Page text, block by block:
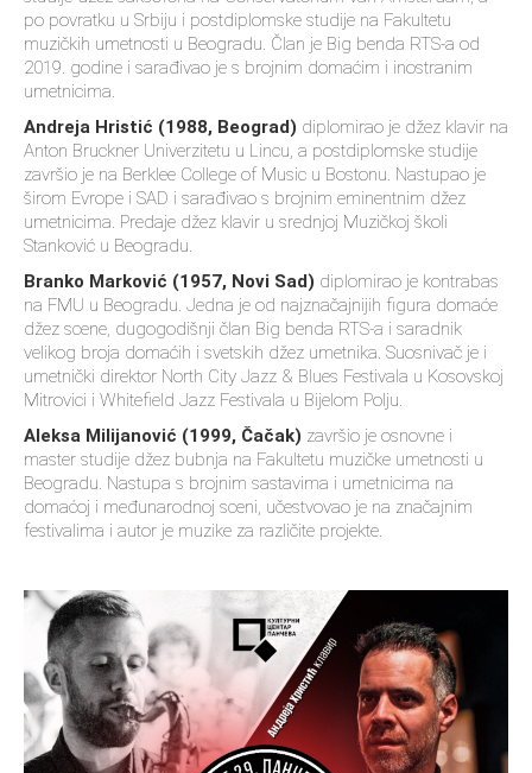
po povratku u Srbiju i postdiplomske studije na Fakultetu
muzičkih umetnosti u Beogradu. Član je Big benda RTS-a od
2019. godine i sarađivao je s brojnim domaćim i inostranim
umetnicima.
Andreja Hristić (1988, Beograd) diplomirao je džez klavir na
Anton Bruckner Univerzitetu u Lincu, a postdiplomske studije
završio je na Berklee College of Music u Bostonu. Nastupao je
širom Evrope i SAD i sarađivao s brojnim eminentnim džez
umetnicima. Predaje džez klavir u srednjoj Muzičkoj školi
Stanković u Beogradu.
Branko Marković (1957, Novi Sad) diplomirao je kontrabas
na FMU u Beogradu. Jedna je od najznačajnijih figura domaće
džez scene, dugogodišnji član Big benda RTS-a i saradnik
velikog broja domaćih i svetskih džez umetnika. Suosnivač je i
umetnički direktor North City Jazz & Blues Festivala u Kosovskoj
Mitrovici i Whitefield Jazz Festivala u Bijelom Polju.
Aleksa Milijanović (1999, Čačak) završio je osnovne i
master studije džez bubnja na Fakultetu muzičke umetnosti u
Beogradu. Nastupa s brojnim sastavima i umetnicima na
domaćoj i međunarodnoj sceni, učestvovao je na značajnim
festivalima i autor je muzike za različite projekte.